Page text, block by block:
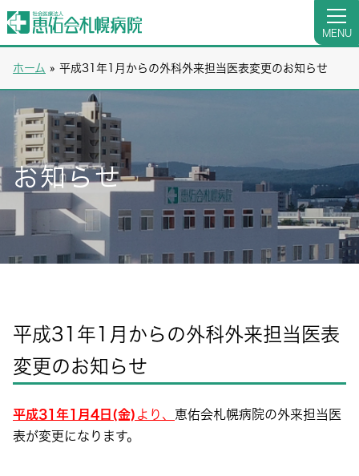
MENU
ホーム » 平成31年1月からの外科外来担当医表変更のお知らせ
お知らせ
平成31年1月からの外科外来担当医表
変更のお知らせ
平成31年1月4日(金) より 、 恵佑会札幌病院の外来担当医
表が変更になります。